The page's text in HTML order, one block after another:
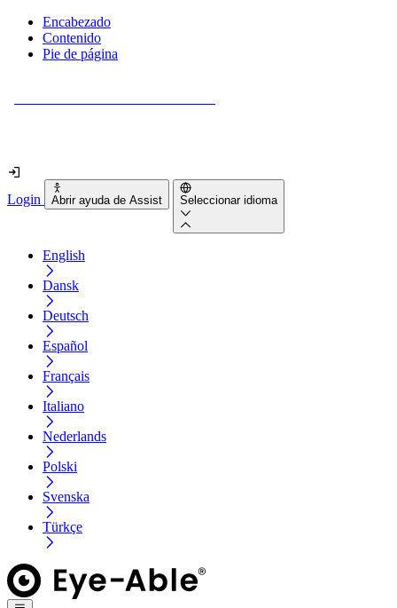
Encabezado
Contenido
Pie de página
Login Abrir ayuda de Assist Seleccionar idioma
English
Dansk
Deutsch
Español
Français
Italiano
Nederlands
Polski
Svenska
Türkçe